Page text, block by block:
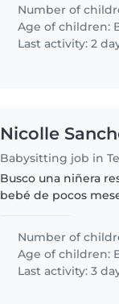
Number of
Age of children:
Last activity: 2
Nicolle
Babysitting job in
Busco una niñera
bebé de pocos
tranquilos y
Number of
Age of children:
Last activity: 3